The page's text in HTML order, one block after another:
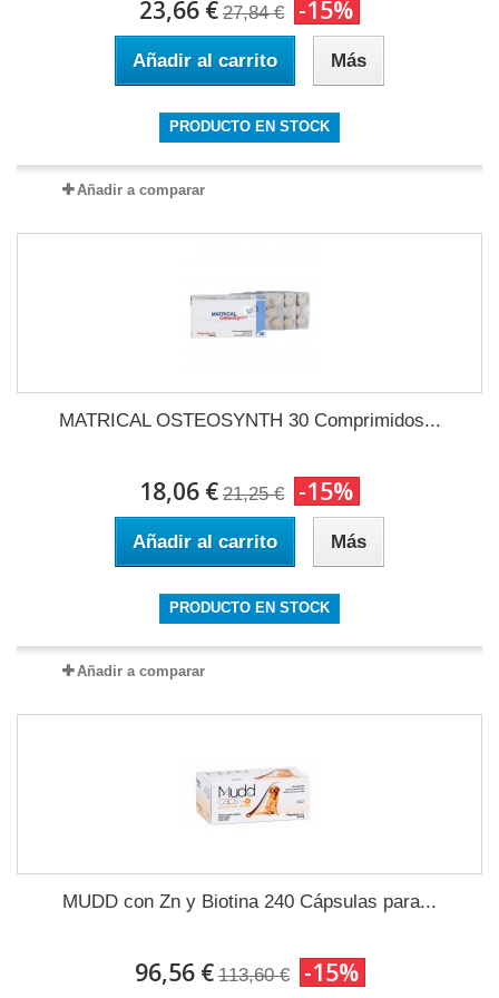
23,66 € 27,84 € -15%
Añadir al carrito Más
PRODUCTO EN STOCK
Añadir a comparar
MATRICAL OSTEOSYNTH 30 Comprimidos...
18,06 € 21,25 € -15%
Añadir al carrito Más
PRODUCTO EN STOCK
Añadir a comparar
MUDD con Zn y Biotina 240 Cápsulas para...
96,56 € 113,60 € -15%